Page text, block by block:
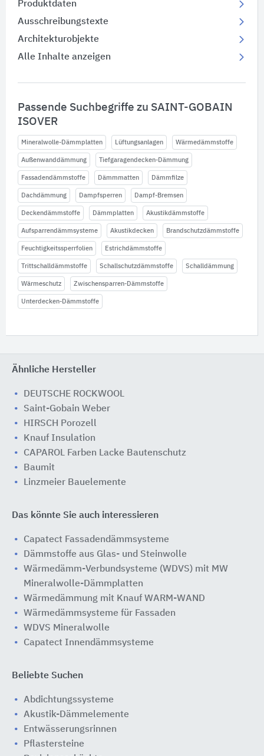
Produktdaten
Ausschreibungstexte
Architekturobjekte
Alle Inhalte anzeigen
Passende Suchbegriffe zu SAINT-GOBAIN
ISOVER
Mineralwolle-Dämmplatten Lüftungsanlagen Wärmedämmstoffe
Außenwanddämmung Tiefgaragendecken-Dämmung
Fassadendämmstoffe Dämmmatten Dämmfilze
Dachdämmung Dampfsperren Dampf-Bremsen
Deckendämmstoffe Dämmplatten Akustikdämmstoffe
Aufsparrendämmsysteme Akustikdecken Brandschutzdämmstoffe
Feuchtigkeitssperrfolien Estrichdämmstoffe
Trittschalldämmstoffe Schallschutzdämmstoffe Schalldämmung
Wärmeschutz Zwischensparren-Dämmstoffe
Unterdecken-Dämmstoffe
Ähnliche Hersteller
DEUTSCHE ROCKWOOL
Saint-Gobain Weber
HIRSCH Porozell
Knauf Insulation
CAPAROL Farben Lacke Bautenschutz
Baumit
Linzmeier Bauelemente
Das könnte Sie auch interessieren
Capatect Fassadendämmsysteme
Dämmstoffe aus Glas- und Steinwolle
Wärmedämm-Verbundsysteme (WDVS) mit MW
Mineralwolle-Dämmplatten
Wärmedämmung mit Knauf WARM-WAND
Wärmedämmsysteme für Fassaden
WDVS Mineralwolle
Capatect Innendämmsysteme
Beliebte Suchen
Abdichtungssysteme
Akustik-Dämmelemente
Entwässerungsrinnen
Pflastersteine